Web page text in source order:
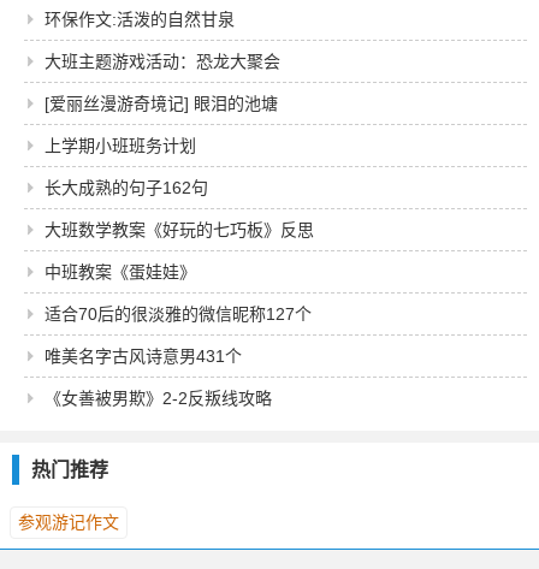
环保作文:活泼的自然甘泉
大班主题游戏活动：恐龙大聚会
[爱丽丝漫游奇境记] 眼泪的池塘
上学期小班班务计划
长大成熟的句子162句
大班数学教案《好玩的七巧板》反思
中班教案《蛋娃娃》
适合70后的很淡雅的微信昵称127个
唯美名字古风诗意男431个
《女善被男欺》2-2反叛线攻略
热门推荐
参观游记作文